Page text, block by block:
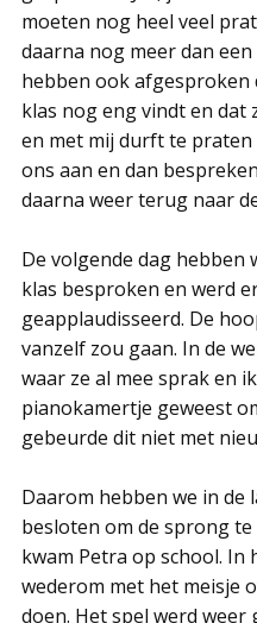
moeten nog heel veel
daarna nog meer dan
hebben ook afgesproken
klas nog eng vindt en dat
en met mij durft te
ons aan en dan
daarna weer terug naar
De volgende dag hebben
klas besproken en werd
geapplaudisseerd. De
vanzelf zou gaan. In de
waar ze al mee sprak en
pianokamertje geweest
gebeurde dit niet met
Daarom hebben we in de
besloten om de sprong
kwam Petra op school.
wederom met het meisje
doen. Het spel werd weer